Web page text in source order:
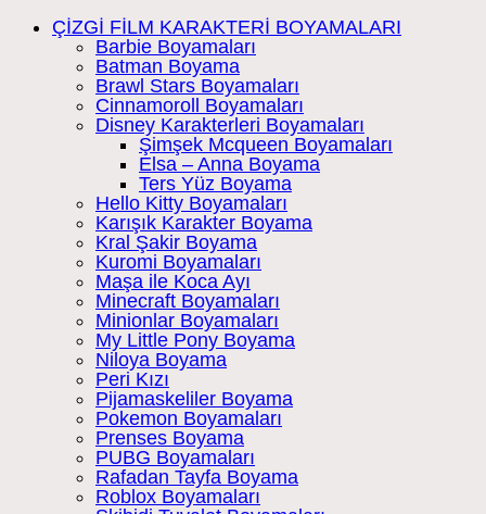
ÇİZGİ FİLM KARAKTERİ BOYAMALARI
Barbie Boyamaları
Batman Boyama
Brawl Stars Boyamaları
Cinnamoroll Boyamaları
Disney Karakterleri Boyamaları
Şimşek Mcqueen Boyamaları
Elsa – Anna Boyama
Ters Yüz Boyama
Hello Kitty Boyamaları
Karışık Karakter Boyama
Kral Şakir Boyama
Kuromi Boyamaları
Maşa ile Koca Ayı
Minecraft Boyamaları
Minionlar Boyamaları
My Little Pony Boyama
Niloya Boyama
Peri Kızı
Pijamaskeliler Boyama
Pokemon Boyamaları
Prenses Boyama
PUBG Boyamaları
Rafadan Tayfa Boyama
Roblox Boyamaları